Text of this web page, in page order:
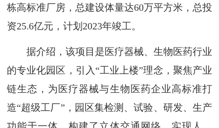
栋高标准厂房，总建设体量达60万平方米，总投
资25.6亿元，计划2023年竣工。
据介绍，该项目是医疗器械、生物医药行业
的专业化园区，引入“工业上楼”理念，聚焦产业
链生态，为医疗器械与生物医药企业高标准打
造“超级工厂”，园区集检测、试验、研发、生产